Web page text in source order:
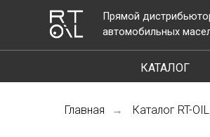
Прямой дистрибьютор
автомобильных масел
КАТАЛОГ
Главная → Каталог RT-OIL